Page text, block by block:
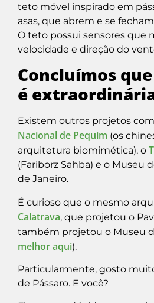
teto móvel inspirado em
asas, que abrem e se
O teto possui sensores que
velocidade e direção do
Concluímos
é
Existem outros projetos
Nacional de Pequim (os
arquitetura biomimética), o
(Fariborz Sahba) e o Museu
de Janeiro.
É curioso que o mesmo
Calatrava, que projetou o
também projetou o Museu
melhor aqui).
Particularmente, gosto
de Pássaro. E você?